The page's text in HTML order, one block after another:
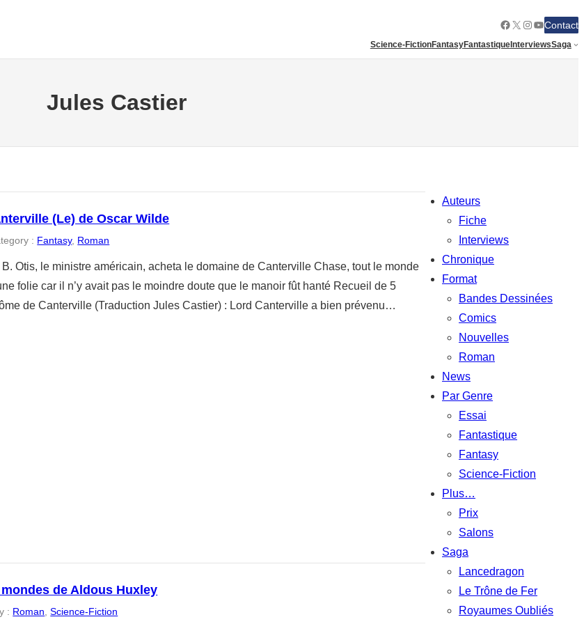
Facebook
X Instagram
YouTube
Contact
Science-FictionFantasyFantastiqueInterviewsSaga
Jules Castier
(Le) de Oscar Wilde
: Fantasy, Roman
B. Otis, le ministre américain, acheta le domaine de Canterville Chase, tout le monde
folie car il n’y avait pas le moindre doute que le manoir fût hanté Recueil de 5
de Canterville (Traduction Jules Castier) : Lord Canterville a bien prévenu…
de Aldous Huxley
: Roman , Science-Fiction
Auteurs
Fiche
Interviews
Chronique
Format
Bandes Dessinées
Comics
Nouvelles
Roman
News
Par Genre
Essai
Fantastique
Fantasy
Science-Fiction
Plus…
Prix
Salons
Saga
Lancedragon
Le Trône de Fer
Royaumes Oubliés